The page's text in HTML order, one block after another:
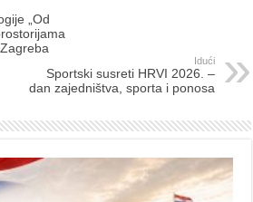
„Od
Idući
Sportski susreti HRVI 2026. –
dan zajedništva, sporta i ponosa